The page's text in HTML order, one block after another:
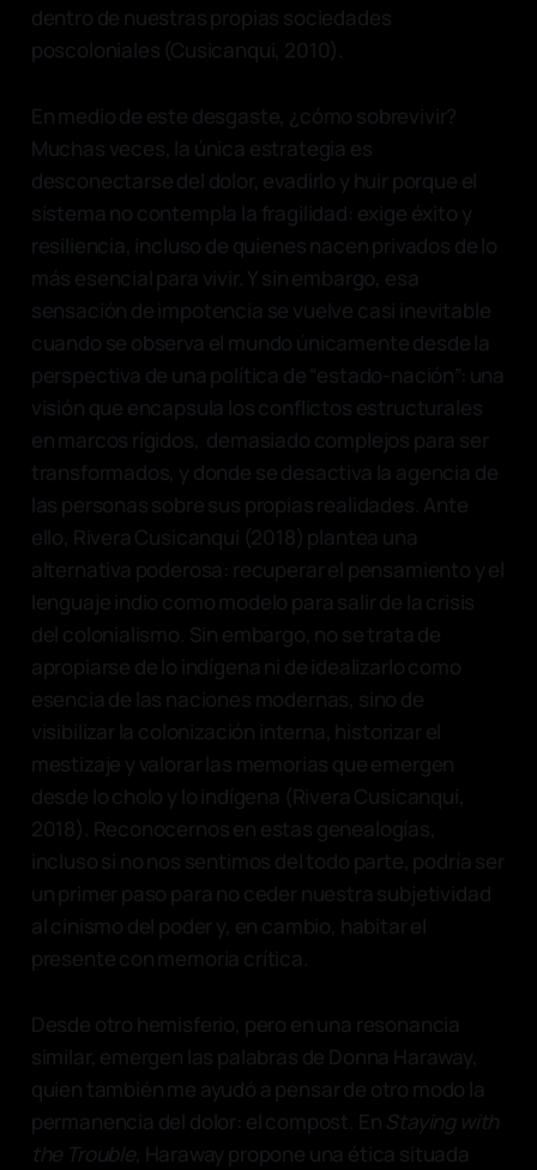
dentro de nuestras propias sociedades
poscoloniales (Cusicanqui, 2010).
En medio de este desgaste, ¿cómo sobrevivir?
Muchas veces, la única estrategia es
desconectarse del dolor, evadirlo y huir porque el
sistema no contempla la fragilidad: exige éxito y
resiliencia, incluso de quienes nacen privados de lo
más esencial para vivir. Y sin embargo, esa
sensación de impotencia se vuelve casi inevitable
cuando se observa el mundo únicamente desde la
perspectiva de una política de “estado-nación”: una
visión que encapsula los conflictos estructurales
en marcos rígidos, demasiado complejos para ser
transformados, y donde se desactiva la agencia de
las personas sobre sus propias realidades. Ante
ello, Rivera Cusicanqui (2018) plantea una
alternativa poderosa: recuperar el pensamiento y el
lenguaje indio como modelo para salir de la crisis
del colonialismo. Sin embargo, no se trata de
apropiarse de lo indígena ni de idealizarlo como
esencia de las naciones modernas, sino de
visibilizar la colonización interna, historizar el
mestizaje y valorar las memorias que emergen
desde lo cholo y lo indígena (Rivera Cusicanqui,
2018). Reconocernos en estas genealogías,
incluso si no nos sentimos del todo parte, podría ser
un primer paso para no ceder nuestra subjetividad
al cinismo del poder y, en cambio, habitar el
presente con memoria crítica.
Desde otro hemisferio, pero en una resonancia
similar, emergen las palabras de Donna Haraway,
quien también me ayudó a pensar de otro modo la
permanencia del dolor: el compost. En Staying with
the Trouble, Haraway propone una ética situada